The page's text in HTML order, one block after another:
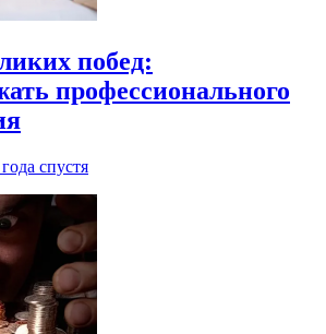
побед:
профессионального
спустя